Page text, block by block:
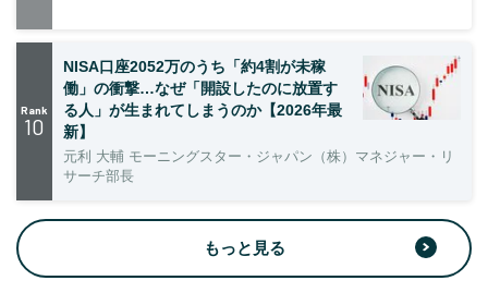
Rank
10
NISA口座2052万のうち「約4割が未稼
働」の衝撃…なぜ「開設したのに放置す
る人」が生まれてしまうのか【2026年最
新】
元利 大輔 モーニングスター・ジャパン（株）マネジャー・リ
サーチ部長
もっと見る